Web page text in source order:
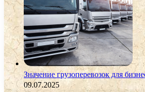
Значение грузоперевозок для
09.07.2025